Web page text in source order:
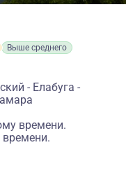
Выше среднего
- Елабуга -
времени.